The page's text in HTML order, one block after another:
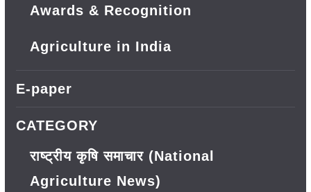
Awards & Recognition
Agriculture in India
E-paper
CATEGORY
राष्ट्रीय कृषि समाचार (National
Agriculture News)